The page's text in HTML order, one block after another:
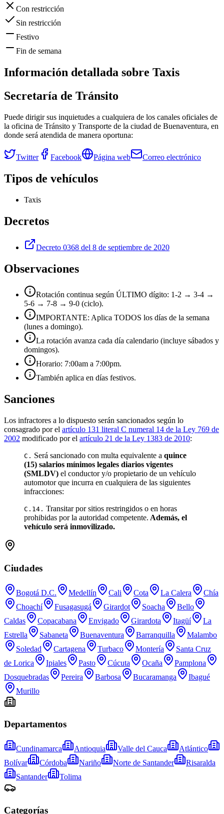
Con restricción
Sin restricción
Festivo
Fin de semana
Información detallada sobre Taxis
Secretaría de Tránsito
Puede dirigir sus inquietudes a cualquiera de los canales oficiales de
la oficina de Tránsito y Transporte de la ciudad de Buenaventura, en
donde será atendida de manera oportuna:
Twitter Facebook Página web Correo electrónico
Tipos de vehículos
Taxis
Decretos
Decreto 0368 del 8 de septiembre de 2020
Observaciones
Rotación continua según ÚLTIMO dígito: 1-2 → 3-4 →
5-6 → 7-8 → 9-0 (ciclo).
IMPORTANTE: Aplica TODOS los días de la semana
(lunes a domingo).
La rotación avanza cada día calendario (incluye sábados y
domingos).
Horario: 7:00am a 7:00pm.
También aplica en días festivos.
Sanciones
Los infractores a lo dispuesto serán sancionados según lo
consagrado por el artículo 131 literal C numeral 14 de la Ley 769 de
2002 modificado por el artículo 21 de la Ley 1383 de 2010:
C. Será sancionado con multa equivalente a quince
(15) salarios mínimos legales diarios vigentes
(SMLDV) el conductor y/o propietario de un vehículo
automotor que incurra en cualquiera de las siguientes
infracciones:
C.14. Transitar por sitios restringidos o en horas
prohibidas por la autoridad competente. Además, el
vehículo será inmovilizado.
Ciudades
Bogotá D.C. Medellín Cali Cota La Calera
Chía
Choachí
Fusagasugá Girardot Soacha
Bello
Caldas
Copacabana Envigado Girardota Itagüí
La
Estrella
Sabaneta Buenaventura Barranquilla
Malambo
Soledad
Cartagena Turbaco Montería
Santa Cruz
de Lorica
Ipiales Pasto Cúcuta Ocaña
Pamplona
Dosquebradas
Pereira Barbosa Bucaramanga
Ibagué
Murillo
Departamentos
Cundinamarca Antioquia Valle del Cauca
Atlántico
Bolívar
Córdoba Nariño Norte de Santander
Risaralda
Santander
Tolima
Categorías